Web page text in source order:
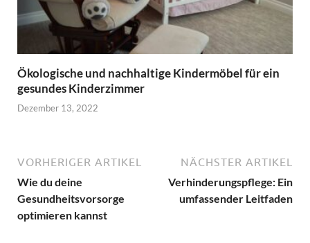
Ökologische und nachhaltige Kindermöbel für ein
gesundes Kinderzimmer
Dezember 13, 2022
VORHERIGER ARTIKEL
Wie du deine
Gesundheitsvorsorge
optimieren kannst
NÄCHSTER ARTIKEL
Verhinderungspflege: Ein
umfassender Leitfaden